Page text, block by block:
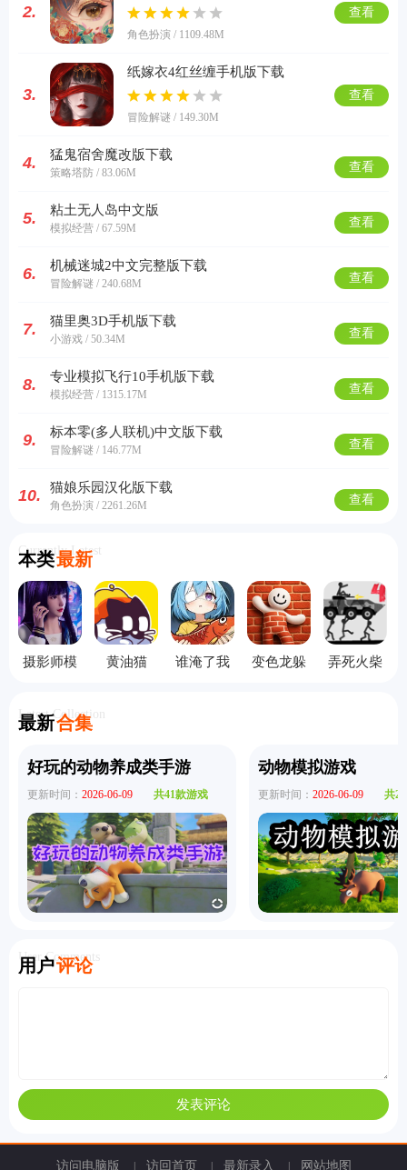
2.
角色扮演 / 1109.48M
查看
3.
纸嫁衣4红丝缠手机版下载
冒险解谜 / 149.30M
查看
4. 猛鬼宿舍魔改版下载
策略塔防 / 83.06M 查看
5. 粘土无人岛中文版
模拟经营 / 67.59M 查看
6. 机械迷城2中文完整版下载
冒险解谜 / 240.68M 查看
7. 猫里奥3D手机版下载
小游戏 / 50.34M 查看
8. 专业模拟飞行10手机版下载
模拟经营 / 1315.17M 查看
9. 标本零(多人联机)中文版下载
冒险解谜 / 146.77M 查看
10. 猫娘乐园汉化版下载
角色扮演 / 2261.26M 查看
本类最新
Currently Latest
摄影师模
版
黄油猫
谁淹了我
变色龙躲
弄死火柴
最新合集
Latest Collection
好玩的动物养成类手游
更新时间： 2026-06-09 共41款游戏
动物模拟游戏
更新时间： 2026-06-09 共
用户评论
User Comments
访问电脑版 访回首页 最新录入 网站地图